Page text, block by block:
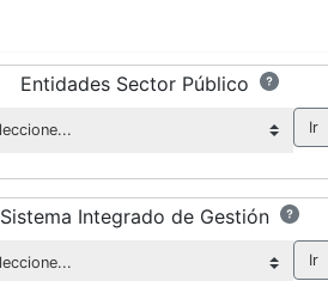
Entidades Sector Público
Sistema Integrado de Gestión